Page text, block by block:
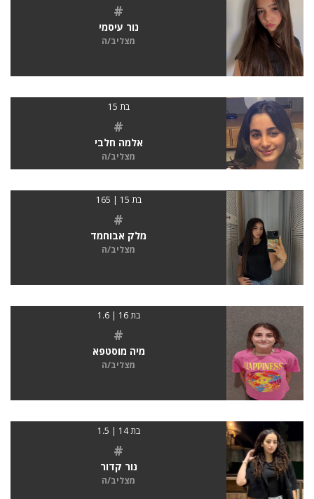
#
נור עיסמי
מצליב/ה
בת 15
#
אלמה חלבי
מצליב/ה
בת 15 | 165
#
מלק אבוחמד
מצליב/ה
בת 16 | 1.6
#
מיה מוסטפא
מצליב/ה
בת 14 | 1.5
#
נור קדור
מצליב/ה